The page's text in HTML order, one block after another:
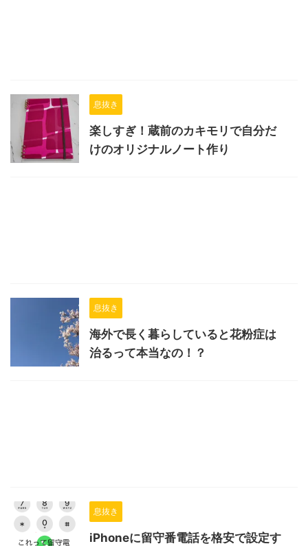
息抜き
楽しすぎ！蔵前のカキモリで自分だ
けのオリジナルノート作り
息抜き
海外で長く暮らしていると花粉症は
治るって本当なの！？
息抜き
iPhoneに留守番電話を格安で設定す